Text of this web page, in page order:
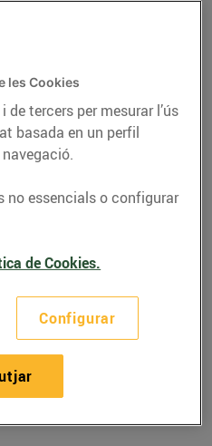
magret
taronja i
les Cookies
tercers per mesurar l’ús
basada en un perfil
no essencials o configurar
de Cookies.
Configurar